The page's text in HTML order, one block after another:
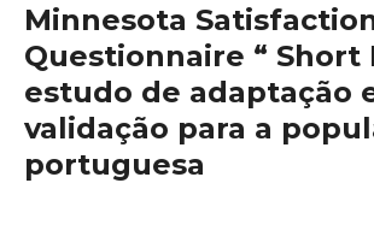
Minnesota
Questionnaire “ Short
estudo de adaptação
validação para a
portuguesa